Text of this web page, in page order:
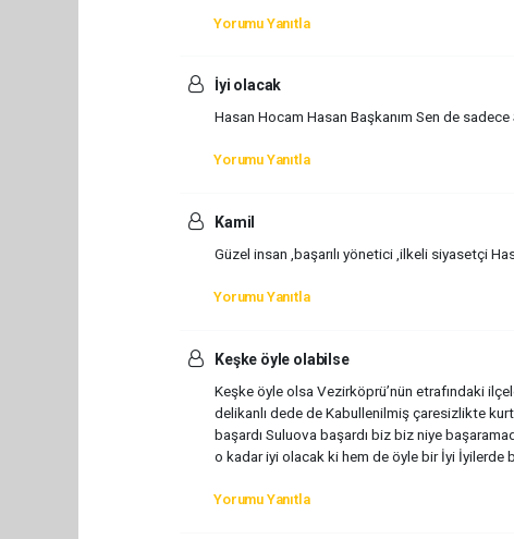
Yorumu Yanıtla
İyi olacak
Hasan Hocam Hasan Başkanım Sen de
Yorumu Yanıtla
Kamil
Güzel insan ,başarılı yönetici ,ilkeli siyasetçi
Yorumu Yanıtla
Keşke öyle olabilse
Keşke öyle olsa Vezirköprü’nün etrafındaki
delikanlı dede de Kabullenilmiş çaresizlikte
başardı Suluova başardı biz biz niye
o kadar iyi olacak ki hem de öyle bir İyi İyilerde
Yorumu Yanıtla